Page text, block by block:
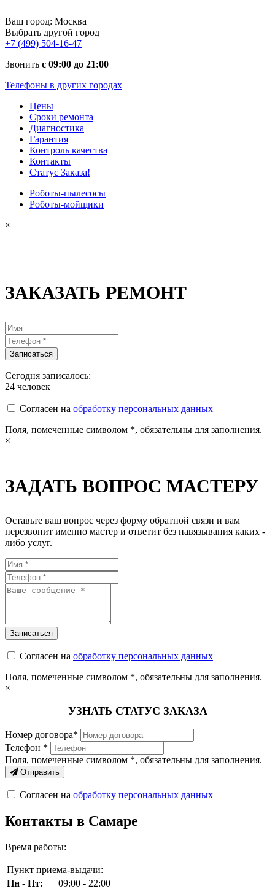
Ваш город: Москва
Выбрать другой город
+7 (499) 504-16-47
Звонить с 09:00 до 21:00
Телефоны в других городах
Цены
Сроки ремонта
Диагностика
Гарантия
Контроль качества
Контакты
Статус Заказа!
Роботы-пылесосы
Роботы-мойщики
×
ЗАКАЗАТЬ РЕМОНТ
Сегодня записалось:
24 человек
Согласен на обработку персональных данных
Поля, помеченные символом *, обязательны для заполнения.
×
ЗАДАТЬ ВОПРОС МАСТЕРУ
Оставьте ваш вопрос через форму обратной связи и вам
перезвонит именно мастер и ответит без навязывания каких -
либо услуг.
Согласен на обработку персональных данных
Поля, помеченные символом *, обязательны для заполнения.
×
УЗНАТЬ СТАТУС ЗАКАЗА
Номер договора*
Телефон *
Поля, помеченные символом *, обязательны для заполнения.
Отправить
Согласен на обработку персональных данных
Контакты в Самаре
Время работы:
Пункт приема-выдачи:
Пн - Пт:
09:00 - 22:00